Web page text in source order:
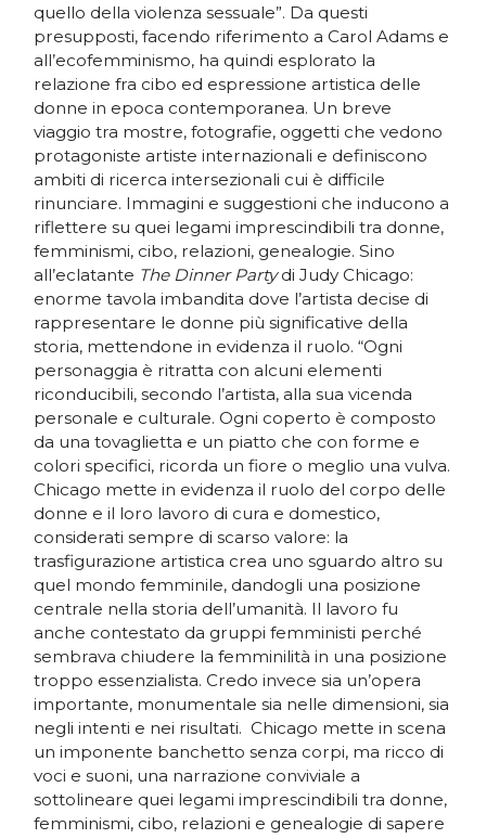
quello della violenza sessuale”. Da questi
presupposti, facendo riferimento a Carol Adams e
all’ecofemminismo, ha quindi esplorato la
relazione fra cibo ed espressione artistica delle
donne in epoca contemporanea. Un breve
viaggio tra mostre, fotografie, oggetti che vedono
protagoniste artiste internazionali e definiscono
ambiti di ricerca intersezionali cui è difficile
rinunciare. Immagini e suggestioni che inducono a
riflettere su quei legami imprescindibili tra donne,
femminismi, cibo, relazioni, genealogie. Sino
all’eclatante The Dinner Partydi Judy Chicago:
enorme tavola imbandita dove l’artista decise di
rappresentare le donne più significative della
storia, mettendone in evidenza il ruolo. “Ogni
personaggia è ritratta con alcuni elementi
riconducibili, secondo l’artista, alla sua vicenda
personale e culturale. Ogni coperto è composto
da una tovaglietta e un piatto che con forme e
colori specifici, ricorda un fiore o meglio una vulva.
Chicago mette in evidenza il ruolo del corpo delle
donne e il loro lavoro di cura e domestico,
considerati sempre di scarso valore: la
trasfigurazione artistica crea uno sguardo altro su
quel mondo femminile, dandogli una posizione
centrale nella storia dell’umanità. Il lavoro fu
anche contestato da gruppi femministi perché
sembrava chiudere la femminilità in una posizione
troppo essenzialista. Credo invece sia un’opera
importante, monumentale sia nelle dimensioni, sia
negli intenti e nei risultati. Chicago mette in scena
un imponente banchetto senza corpi, ma ricco di
voci e suoni, una narrazione conviviale a
sottolineare quei legami imprescindibili tra donne,
femminismi, cibo, relazioni e genealogie di sapere